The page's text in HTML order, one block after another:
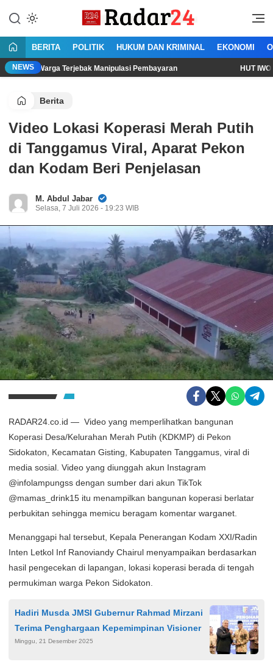
konten
Radar24.co.id
Jujur Lantang Bersuara
BERITA POLITIK HUKUM DAN KRIMINAL EKONOMI
NEWS
Terjebak Manipulasi Pembayaran HUT IWO ke-14: Dari
Berita
Video Lokasi Koperasi Merah Putih
di Tanggamus Viral, Aparat Pekon
dan Kodam Beri Penjelasan
M. Abdul Jabar
Selasa, 7 Juli 2026 - 19:23 WIB
RADAR24.co.id — Video yang memperlihatkan bangunan
Koperasi Desa/Kelurahan Merah Putih (KDKMP) di Pekon
Sidokaton, Kecamatan Gisting, Kabupaten Tanggamus, viral di
media sosial. Video yang diunggah akun Instagram
@infolampungss dengan sumber dari akun TikTok
@mamas_drink15 itu menampilkan bangunan koperasi berlatar
perbukitan sehingga memicu beragam komentar warganet.
Menanggapi hal tersebut, Kepala Penerangan Kodam XXI/Radin
Inten Letkol Inf Ranoviandy Chairul menyampaikan berdasarkan
hasil pengecekan di lapangan, lokasi koperasi berada di tengah
permukiman warga Pekon Sidokaton.
Hadiri Musda JMSI Gubernur Rahmad Mirzani
Terima Penghargaan Kepemimpinan Visioner
Minggu, 21 Desember 2025